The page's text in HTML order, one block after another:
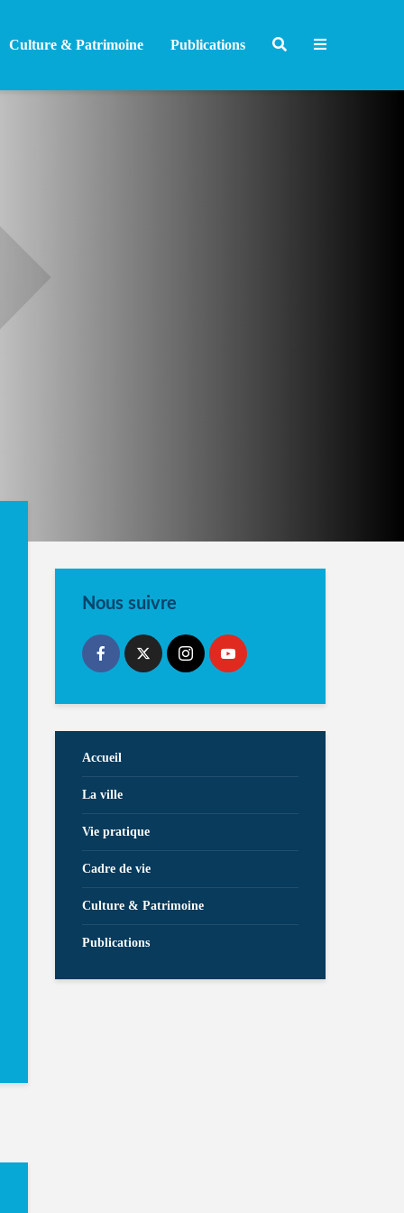
Culture & Patrimoine Publications
Nous suivre
Accueil
La ville
Vie pratique
Cadre de vie
Culture & Patrimoine
Publications